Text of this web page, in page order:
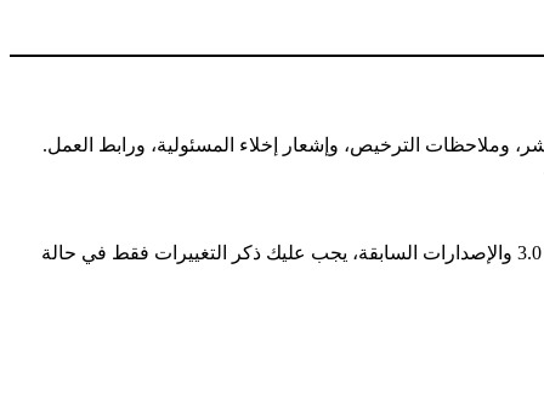
وملاحظات الترخيص، وإشعار إخلاء المسئولية، ورابط العمل.
— في الإصدارة 4.0، يجب عليك ذكر وتوضيح أي تغيير أجريته على المُصنَّف. في الإصدارة 3.0 والإصدارات السابقة، يجب عليك ذكر التغييرات فقط في حالة